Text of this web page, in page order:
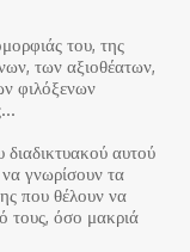
του, της
των αξιοθέατων,
φιλόξενων
διαδικτυακού αυτού
γνωρίσουν τα
που θέλουν να
τους, όσο μακριά